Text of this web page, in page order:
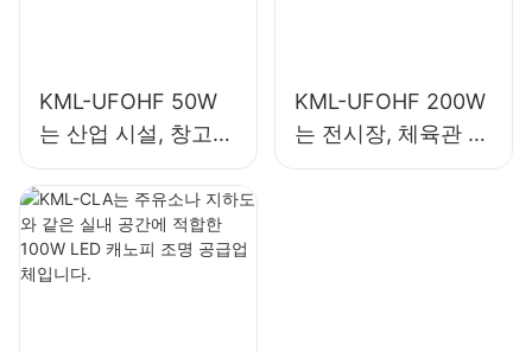
KML-UFOHF 50W
는 산업 시설, 창고
및 기타 실내 조명 용
도에 적합한 LED 하
이베이 조명입니다.
KML-UFOHF 200W
는 전시장, 체육관 등
의 실내 조명용 LED